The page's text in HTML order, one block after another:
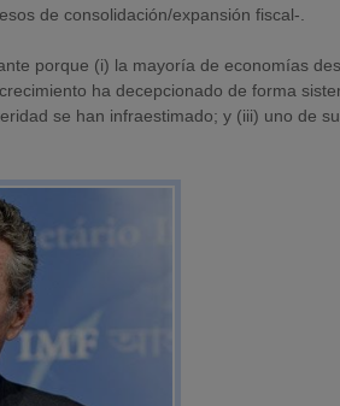
de consolidación/expansión fiscal-.
porque (i) la mayoría de economías
ha decepcionado de forma
se han infraestimado; y (iii) uno de